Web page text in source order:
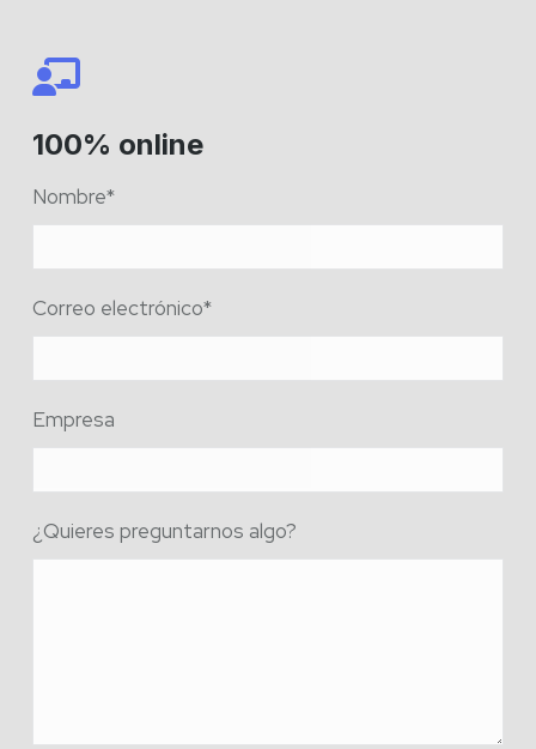
100% online
Nombre*
Correo electrónico*
Empresa
¿Quieres preguntarnos algo?